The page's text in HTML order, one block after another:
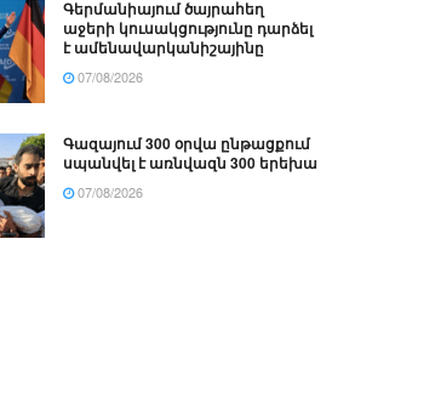
Գերմանիայում ծայրահեղ
աջերի կուսակցությունը դարձել
է ամենավարկանիշայինը
07/08/2026
Գազայում 300 օրվա ընթացքում
սպանվել է առնվազն 300 երեխա
07/08/2026